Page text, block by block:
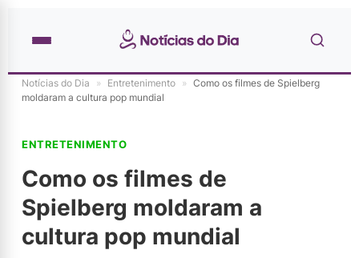
Notícias do Dia » Entretenimento » Como os filmes de Spielberg
moldaram a cultura pop mundial
ENTRETENIMENTO
Como os filmes de
Spielberg moldaram a
cultura pop mundial